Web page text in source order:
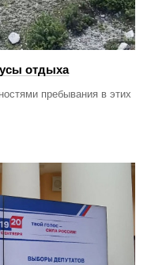
отдыха
пребывания в этих